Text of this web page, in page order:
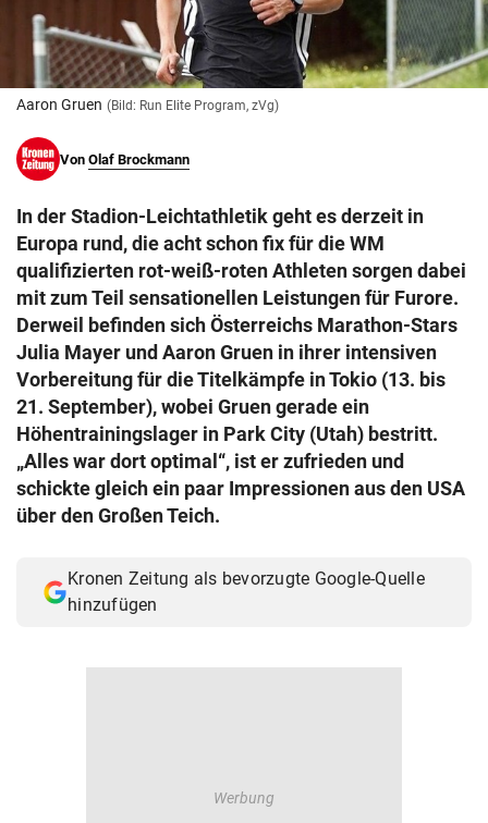
© Krone Multimedia GmbH & Co KG 2026
Muthgasse 2, 1190 Wien
Aaron Gruen (Bild: Run Elite Program, zVg)
Von Olaf Brockmann
In der Stadion-Leichtathletik geht es derzeit in
Europa rund, die acht schon fix für die WM
qualifizierten rot-weiß-roten Athleten sorgen dabei
mit zum Teil sensationellen Leistungen für Furore.
Derweil befinden sich Österreichs Marathon-Stars
Julia Mayer und Aaron Gruen in ihrer intensiven
Vorbereitung für die Titelkämpfe in Tokio (13. bis
21. September), wobei Gruen gerade ein
Höhentrainingslager in Park City (Utah) bestritt.
„Alles war dort optimal“, ist er zufrieden und
schickte gleich ein paar Impressionen aus den USA
über den Großen Teich.
Kronen Zeitung als bevorzugte Google-Quelle
hinzufügen